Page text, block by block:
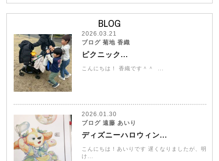
BLOG
2026.03.21
ブログ 菊地 香織
ピクニック...
こんにちは！ 香織です＾＾ ...
2026.01.30
ブログ 遠藤 あいり
ディズニーハロウィン...
こんにちは！あいりです 遅くなりましたが、明
け...